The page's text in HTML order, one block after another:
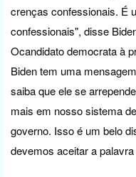
crenças confessionais. É
confessionais", disse
Ocandidato democrata à
Biden tem uma
saiba que ele se
mais em nosso sistema
governo. Isso é um belo
devemos aceitar a palavra